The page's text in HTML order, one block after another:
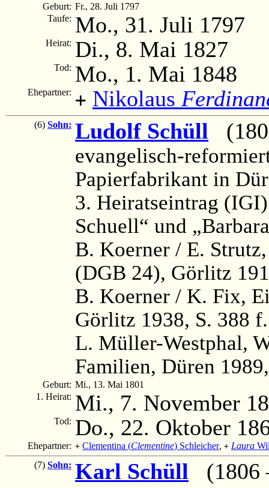
Geburt: Fr., 28. Juli 1797
Taufe: Mo., 31. Juli 1797
Heirat: Di., 8. Mai 1827
Tod: Mo., 1. Mai 1848
Ehepartner: + Nikolaus
(6) Sohn: Ludolf Schüll
evangelisch-
Papierfabrikant in
3. Heiratseintrag
Schuell“ und
B. Koerner / E.
(DGB 24), Görlitz
B. Koerner / K. Fix,
Görlitz 1938, S. 388 f.
L. Müller-Westphal,
Familien, Düren
Geburt: Mi., 13. Mai 1801
1. Heirat: Mi., 7. November
Tod: Do., 22. Oktober
Ehepartner: + Clementina (Clementine) Schleicher, + Laura
(7) Sohn: Karl Schüll (1806